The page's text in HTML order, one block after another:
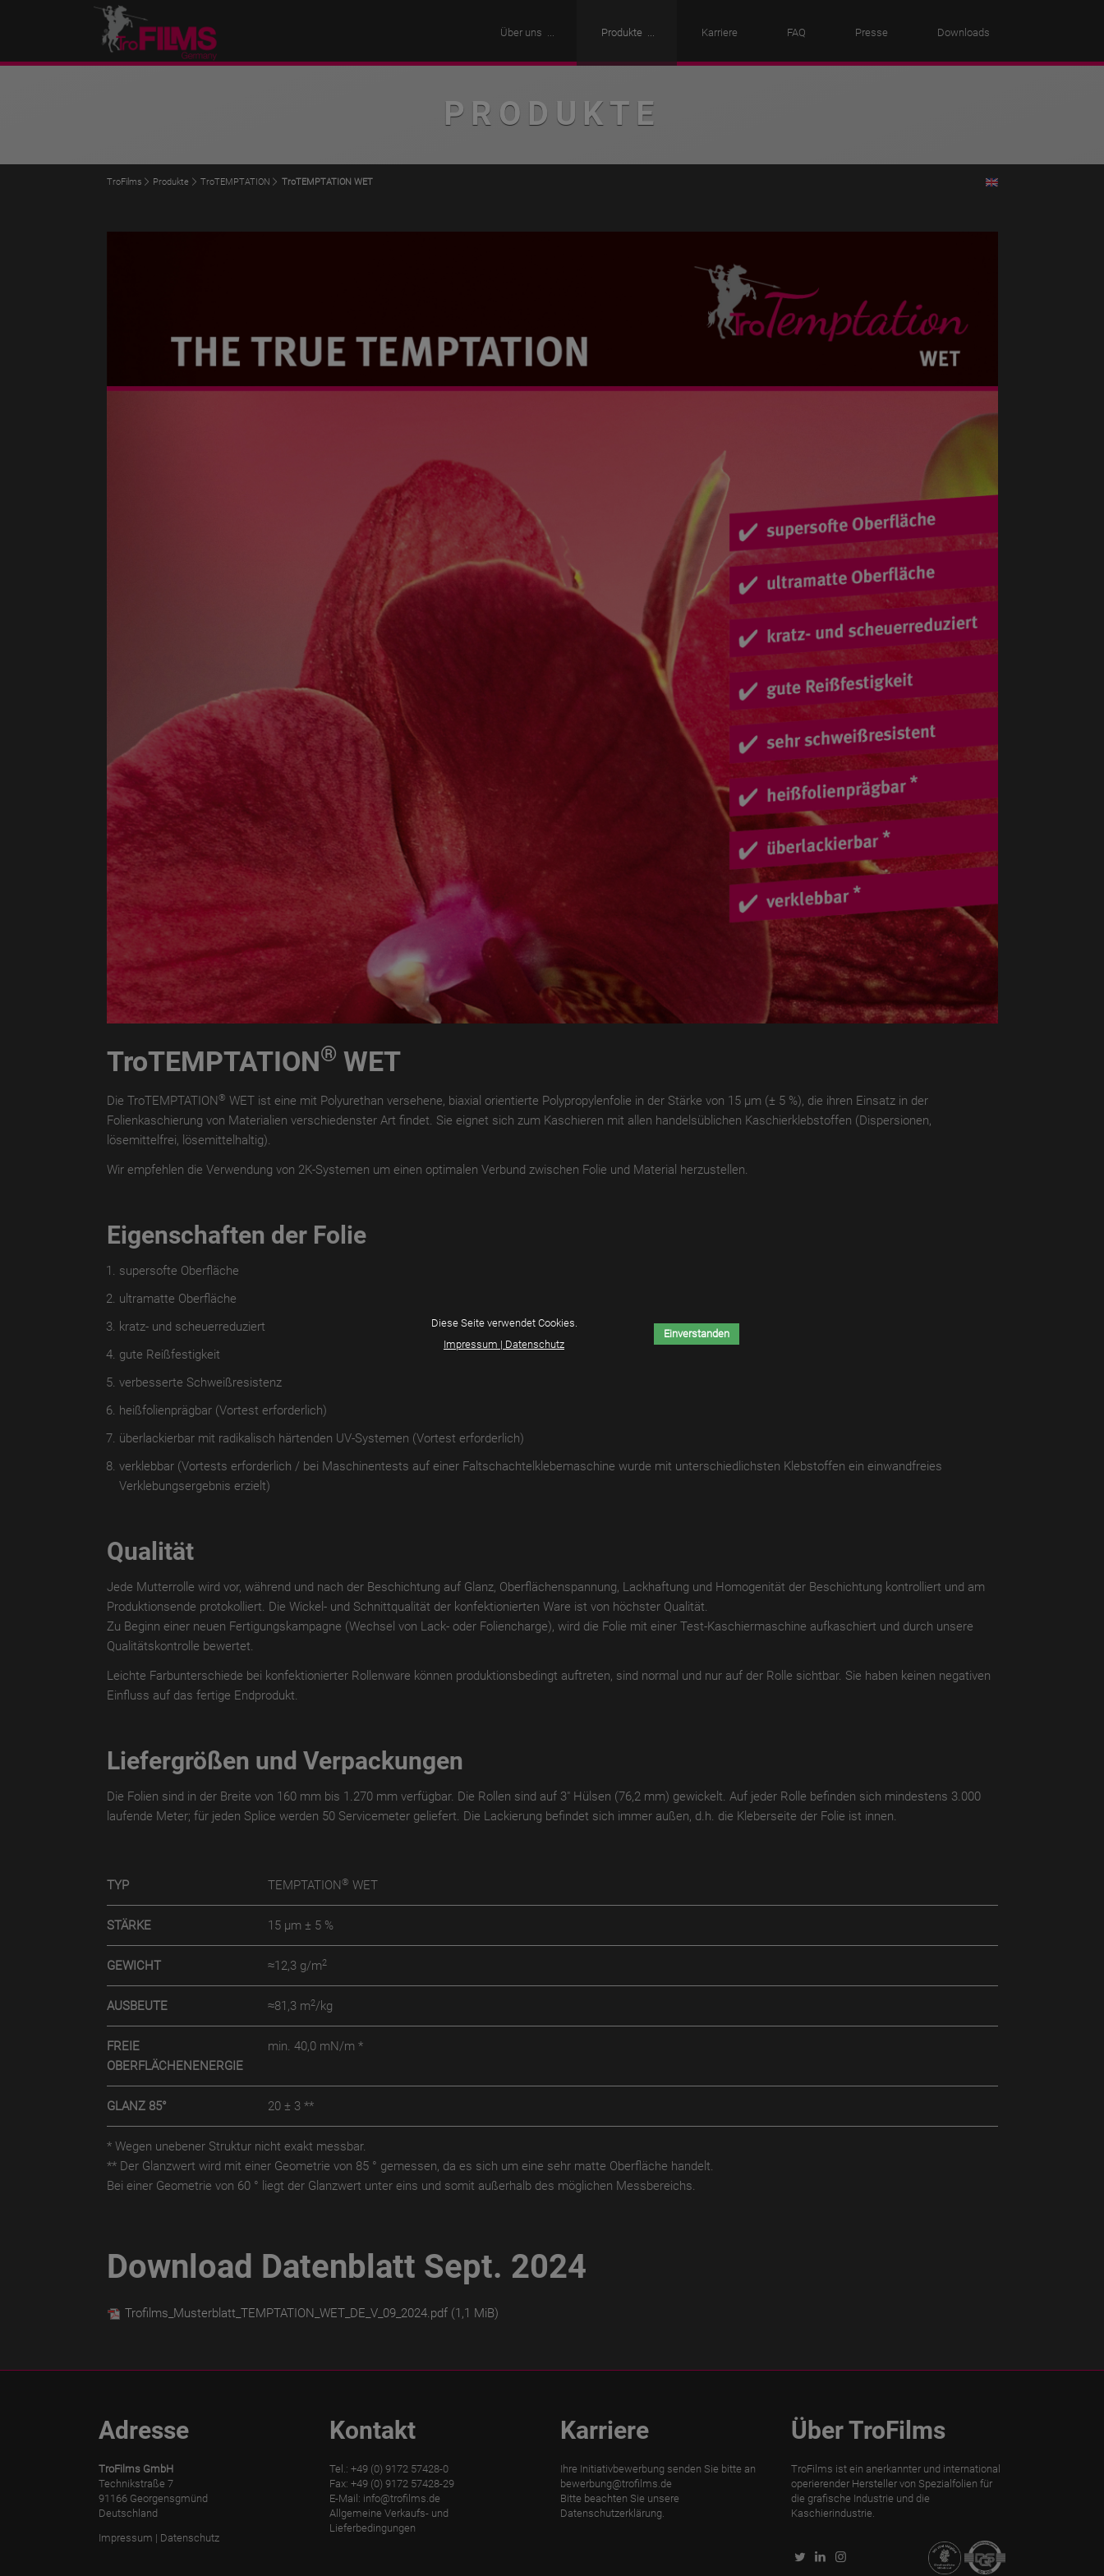
Über uns Produkte Karriere FAQ Presse Downloads
PRODUKTE
TroFilms Produkte TroTEMPTATION TroTEMPTATION WET
TroTEMPTATION® WET
Die TroTEMPTATION® WET ist eine mit Polyurethan versehene, biaxial orientierte Polypropylenfolie in der Stärke von 15 µm (± 5 %), die ihren Einsatz in der
Folienkaschierung von Materialien verschiedenster Art findet. Sie eignet sich zum Kaschieren mit allen handelsüblichen Kaschierklebstoffen (Dispersionen,
lösemittelfrei, lösemittelhaltig).
Wir empfehlen die Verwendung von 2K-Systemen um einen optimalen Verbund zwischen Folie und Material herzustellen.
Eigenschaften der Folie
supersofte Oberfläche
ultramatte Oberfläche
kratz- und scheuerreduziert
gute Reißfestigkeit
verbesserte Schweißresistenz
heißfolienprägbar (Vortest erforderlich)
überlackierbar mit radikalisch härtenden UV-Systemen (Vortest erforderlich)
verklebbar (Vortests erforderlich / bei Maschinentests auf einer Faltschachtelklebemaschine wurde mit unterschiedlichsten Klebstoffen ein einwandfreies
Verklebungsergebnis erzielt)
Qualität
Jede Mutterrolle wird vor, während und nach der Beschichtung auf Glanz, Oberflächenspannung, Lackhaftung und Homogenität der Beschichtung kontrolliert und am
Produktionsende protokolliert. Die Wickel- und Schnittqualität der konfektionierten Ware ist von höchster Qualität.
Zu Beginn einer neuen Fertigungskampagne (Wechsel von Lack- oder Foliencharge), wird die Folie mit einer Test-Kaschiermaschine aufkaschiert und durch unsere
Qualitätskontrolle bewertet.
Leichte Farbunterschiede bei konfektionierter Rollenware können produktionsbedingt auftreten, sind normal und nur auf der Rolle sichtbar. Sie haben keinen negativen
Einfluss auf das fertige Endprodukt.
Liefergrößen und Verpackungen
Die Folien sind in der Breite von 160 mm bis 1.270 mm verfügbar. Die Rollen sind auf 3" Hülsen (76,2 mm) gewickelt. Auf jeder Rolle befinden sich mindestens 3.000
laufende Meter; für jeden Splice werden 50 Servicemeter geliefert. Die Lackierung befindet sich immer außen, d.h. die Kleberseite der Folie ist innen.
TYP TEMPTATION® WET
STÄRKE 15 µm ± 5 %
GEWICHT ≈12,3 g/m2
AUSBEUTE ≈81,3 m2/kg
FREIE
OBERFLÄCHENENERGIE
min. 40,0 mN/m *
GLANZ 85° 20 ± 3 **
* Wegen unebener Struktur nicht exakt messbar.
** Der Glanzwert wird mit einer Geometrie von 85 ° gemessen, da es sich um eine sehr matte Oberfläche handelt.
Bei einer Geometrie von 60 ° liegt der Glanzwert unter eins und somit außerhalb des möglichen Messbereichs.
Download Datenblatt Sept. 2024
Trofilms_Musterblatt_TEMPTATION_WET_DE_V_09_2024.pdf (1,1 MiB)
Adresse
TroFilms GmbH
Technikstraße 7
91166 Georgensgmünd
Deutschland
Impressum | Datenschutz
Kontakt
Tel.: +49 (0) 9172 57428-0
Fax: +49 (0) 9172 57428-29
E-Mail: info@trofilms.de
Allgemeine Verkaufs- und
Lieferbedingungen
Karriere
Ihre Initiativbewerbung senden Sie bitte an
bewerbung@trofilms.de
Bitte beachten Sie unsere
Datenschutzerklärung.
Über TroFilms
TroFilms ist ein anerkannter und international
operierender Hersteller von Spezialfolien für
die grafische Industrie und die
Kaschierindustrie.
Diese Seite verwendet Cookies.
Impressum | Datenschutz
Einverstanden